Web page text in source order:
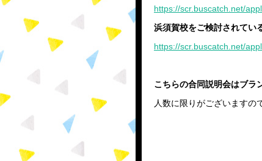
https://scr.buscatch.net/
浜須賀校をご検討されてい
https://scr.buscatch.net/
こちらの合同説明会はブラ
人数に限りがございますの